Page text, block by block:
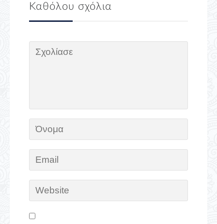
Καθόλου σχόλια